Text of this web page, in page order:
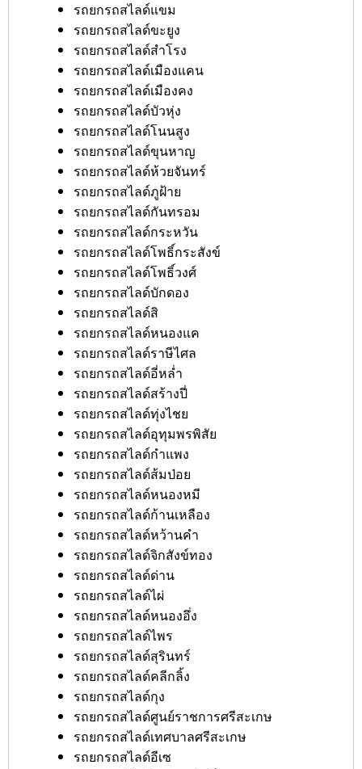
รถยกรถสไลด์แขม
รถยกรถสไลด์ขะยูง
รถยกรถสไลด์สำโรง
รถยกรถสไลด์เมืองแคน
รถยกรถสไลด์เมืองคง
รถยกรถสไลด์บัวหุ่ง
รถยกรถสไลด์โนนสูง
รถยกรถสไลด์ขุนหาญ
รถยกรถสไลด์ห้วยจันทร์
รถยกรถสไลด์ภูฝ้าย
รถยกรถสไลด์กันทรอม
รถยกรถสไลด์กระหวัน
รถยกรถสไลด์โพธิ์กระสังข์
รถยกรถสไลด์โพธิ์วงศ์
รถยกรถสไลด์บักดอง
รถยกรถสไลด์สิ
รถยกรถสไลด์หนองแค
รถยกรถสไลด์ราษีไศล
รถยกรถสไลด์อี่หล่ำ
รถยกรถสไลด์สร้างปี่
รถยกรถสไลด์ทุ่งไชย
รถยกรถสไลด์อุทุมพรพิสัย
รถยกรถสไลด์กำแพง
รถยกรถสไลด์ส้มป่อย
รถยกรถสไลด์หนองหมี
รถยกรถสไลด์ก้านเหลือง
รถยกรถสไลด์หว้านคำ
รถยกรถสไลด์จิกสังข์ทอง
รถยกรถสไลด์ด่าน
รถยกรถสไลด์ไผ่
รถยกรถสไลด์หนองอึ่ง
รถยกรถสไลด์ไพร
รถยกรถสไลด์สุรินทร์
รถยกรถสไลด์คลีกลิ้ง
รถยกรถสไลด์กุง
รถยกรถสไลด์ศูนย์ราชการศรีสะเกษ
รถยกรถสไลด์เทศบาลศรีสะเกษ
รถยกรถสไลด์อีเซ